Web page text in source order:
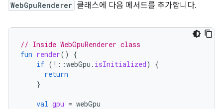
WebGpuRenderer 클래스에 다음 메서드를 추가합니다.
// Inside WebGpuRenderer class
fun render()
{
if ( !::webGpu . isInitialized)
{
return
}
val gpu = webGpu